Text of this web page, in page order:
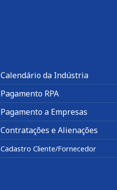
Calendário da Indústria
Pagamento RPA
Pagamento a Empresas
Contratações e Alienações
Cadastro Cliente/Fornecedor